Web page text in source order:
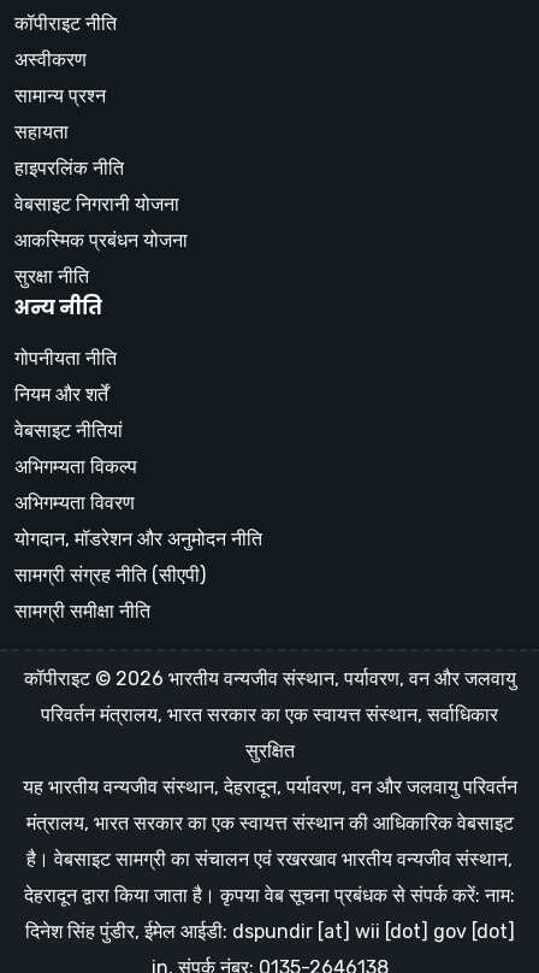
कॉपीराइट नीति
अस्वीकरण
सामान्य प्रश्न
सहायता
हाइपरलिंक नीति
वेबसाइट निगरानी योजना
आकस्मिक प्रबंधन योजना
सुरक्षा नीति
अन्य नीति
गोपनीयता नीति
नियम और शर्तें
वेबसाइट नीतियां
अभिगम्यता विकल्प
अभिगम्यता विवरण
योगदान, मॉडरेशन और अनुमोदन नीति
सामग्री संग्रह नीति (सीएपी)
सामग्री समीक्षा नीति
कॉपीराइट © 2026 भारतीय वन्यजीव संस्थान, पर्यावरण, वन और जलवायु
परिवर्तन मंत्रालय, भारत सरकार का एक स्वायत्त संस्थान, सर्वाधिकार
सुरक्षित
यह भारतीय वन्यजीव संस्थान, देहरादून, पर्यावरण, वन और जलवायु परिवर्तन
मंत्रालय, भारत सरकार का एक स्वायत्त संस्थान की आधिकारिक वेबसाइट
है। वेबसाइट सामग्री का संचालन एवं रखरखाव भारतीय वन्यजीव संस्थान,
देहरादून द्वारा किया जाता है। कृपया वेब सूचना प्रबंधक से संपर्क करें: नाम:
दिनेश सिंह पुंडीर, ईमेल आईडी: dspundir [at] wii [dot] gov [dot]
in, संपर्क नंबर: 0135-2646138